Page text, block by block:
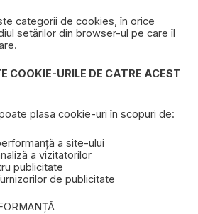
categorii de cookies, în orice
setărilor din browser-ul pe care îl
COOKIE-URILE DE CATRE ACEST
plasa cookie-uri în scopuri de:
a site-ului
a vizitatorilor
publicitate
de publicitate